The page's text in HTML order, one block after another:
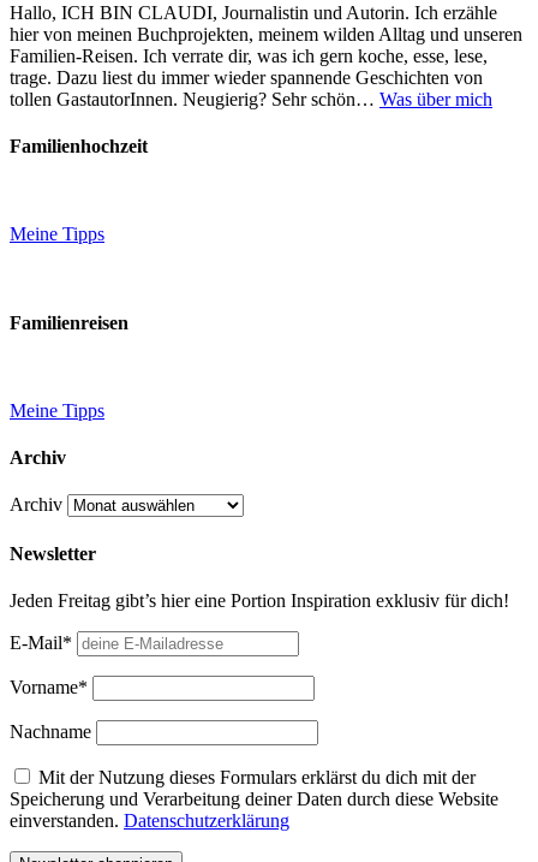
Hallo, ICH BIN CLAUDI, Journalistin und Autorin. Ich erzähle
hier von meinen Buchprojekten, meinem wilden Alltag und unseren
Familien-Reisen. Ich verrate dir, was ich gern koche, esse, lese,
trage. Dazu liest du immer wieder spannende Geschichten von
tollen GastautorInnen. Neugierig? Sehr schön… Was über mich
Familienhochzeit
Meine Tipps
Familienreisen
Meine Tipps
Archiv
Archiv
Newsletter
Jeden Freitag gibt’s hier eine Portion Inspiration exklusiv für dich!
E-Mail*
Vorname*
Nachname
Mit der Nutzung dieses Formulars erklärst du dich mit der
Speicherung und Verarbeitung deiner Daten durch diese Website
einverstanden. Datenschutzerklärung